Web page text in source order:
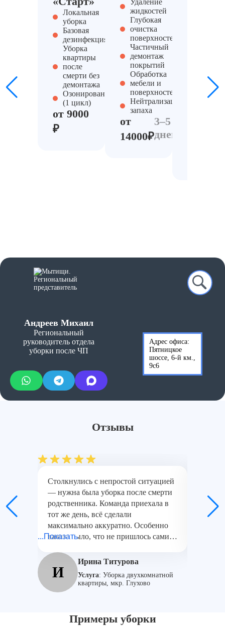
Локальная
уборка
Базовая
дезинфекция
Уборка
квартиры
после
смерти без
демонтажа
Озонирование
(1 цикл)
от 9000
₽
Удаление
жидкостей
Глубокая
очистка
поверхностей
Частичный
демонтаж
покрытий
Обработка
мебели и
поверхностей
Нейтрализации
запаха
от
14000₽
3–5
дней
Андреев Михаил
Региональный
руководитель отдела
уборки после ЧП
Адрес офиса:
Пятницкое
шоссе, 6-й км.,
9с6
Отзывы
Столкнулись с непростой ситуацией
— нужна была уборка после смерти
родственника. Команда приехала в
тот же день, всё сделали
максимально аккуратно. Особенно
важно было, что не пришлось самим
нормальное состояние за один день.
...Показать
И
Ирина Титурова
Услуга: Уборка двухкомнатной
квартиры, мкр. Глухово
Примеры уборки